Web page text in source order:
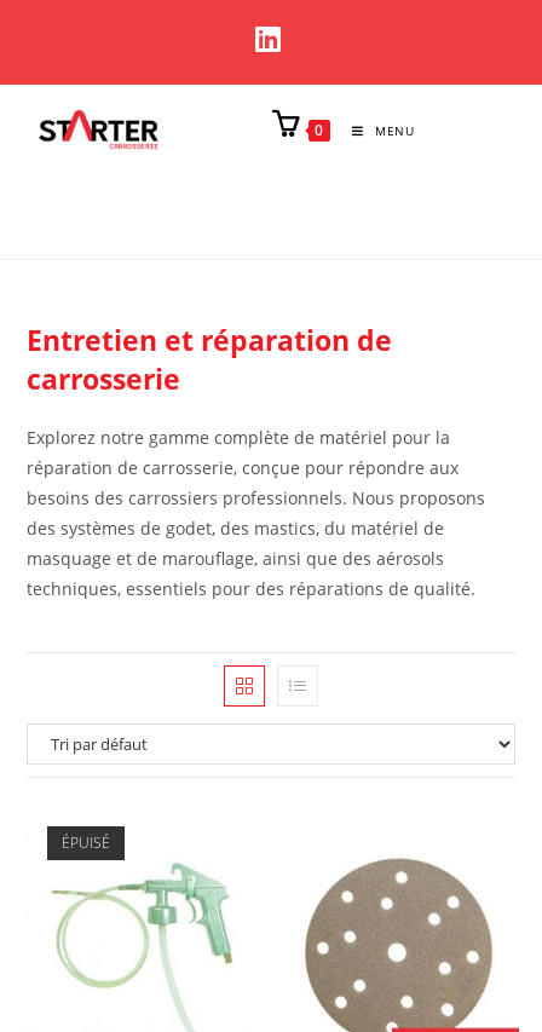
0 MENU
Entretien et réparation de
carrosserie
Explorez notre gamme complète de matériel pour la
réparation de carrosserie, conçue pour répondre aux
besoins des carrossiers professionnels. Nous proposons
des systèmes de godet, des mastics, du matériel de
masquage et de marouflage, ainsi que des aérosols
techniques, essentiels pour des réparations de qualité.
ÉPUISÉ